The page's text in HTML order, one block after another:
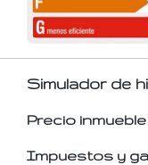
Simulador de
Precio inmueble
Impuestos y